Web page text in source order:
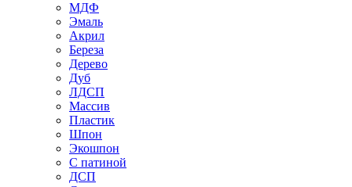
МДФ
Эмаль
Акрил
Береза
Дерево
Дуб
ЛДСП
Массив
Пластик
Шпон
Экошпон
С патиной
ДСП